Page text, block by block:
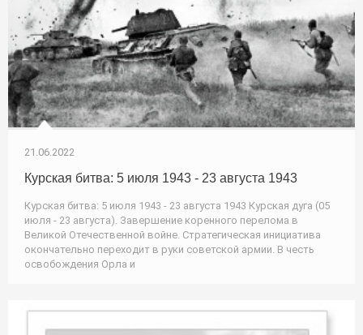
21.06.2022
Курская битва: 5 июля 1943 - 23 августа 1943
Курская битва: 5 июля 1943 - 23 августа 1943 Курская дуга (05
июля - 23 августа). Завершение коренного перелома в
Великой Отечественной войне. Стратегическая инициатива
окончательно переходит в руки советской армии. В честь
освобождения Орла и